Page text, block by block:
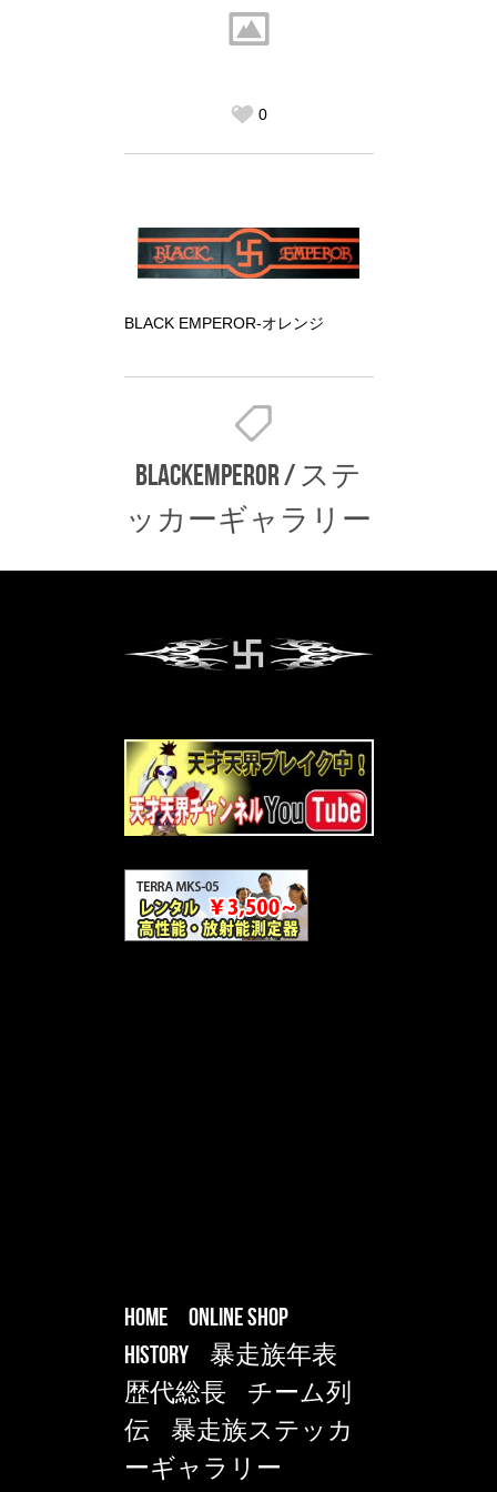
0
BLACK EMPEROR-オレンジ
BLACKEMPEROR/ ステ
ッカーギャラリー
HOME
ONLINE SHOP
HISTORY
暴走族年表
歴代総長
チーム列
伝
暴走族ステッカ
ーギャラリー